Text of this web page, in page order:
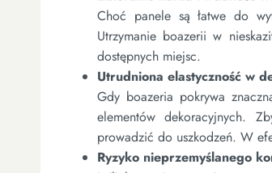
Choć panele są łatwe do
Utrzymanie boazerii w
dostępnych miejsc.
Utrudniona elastyczność w
Gdy boazeria pokrywa
elementów dekoracyjnych.
prowadzić do uszkodzeń. W
Ryzyko nieprzemyślanego